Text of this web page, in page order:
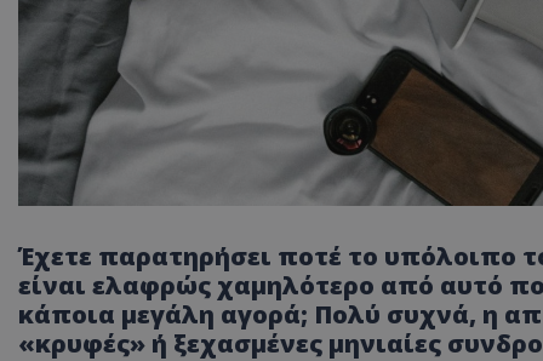
Έχετε παρατηρήσει ποτέ το υπόλοιπο
είναι ελαφρώς χαμηλότερο από αυτό
κάποια μεγάλη αγορά; Πολύ συχνά, η
«κρυφές» ή ξεχασμένες μηνιαίες